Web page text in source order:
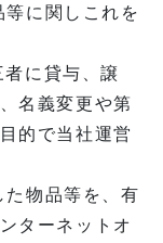
に関しこれを
に貸与、譲
名義変更や第
的で当社運営
物品等を、有
ターネットオ